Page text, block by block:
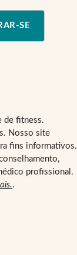
SE
de fitness.
Nosso site
fins informativos.
profissional.
.